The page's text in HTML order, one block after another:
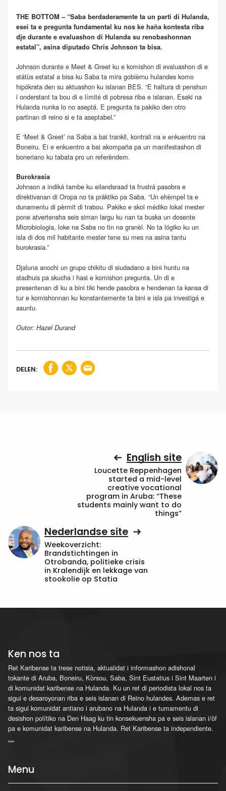
THE BOTTOM – “Saba berdaderamente ta un parti di Hulanda,
esei ta e pregunta fundamental ku nos ke haña kontesta riba
dje durante e evaluashon di Hulanda su renobashonnan
estatal”, asina diputado Chris Johnson ta bisa.
Johnson durante e Meet & Greet ku e komishon di evaluashon di e
státùs estatal a bisa ku Saba ta mira gobièrnu hulandes komo
hipókrata den su aktuashon ku islanan BES. “E haltura di penshun
i onderstant ta bou di e límité di pobresa riba e islanan. Esaki na
Hulanda nunka lo no aseptá. E pregunta ta pakiko den otro
partinan di reino si e ta aseptabel.”
E ‘Meet & Greet’ na Saba a bai trankil, kontrali na e enkuentro na
Boneiru. Ei e enkuentro a bai akompaña pa un manifestashon di
boneriano ku tabata pro un referèndem.
Burokrasia
Johnson a indiká tambe ku eilandsraad ta frustrá pasobra e
direktivanan di Oropa no ta práktiko pa Saba. “Un ehèmpel ta e
dunamentu di pèrmit di trabou. Pakiko e skol médiko lokal mester
pone atvertensha seis siman largu ku nan ta buska un dosente
Microbiologia, loke na Saba no tin na granèl. No ta lógiko ku un
isla di dos mil habitante mester tene su mes na asina tantu
burokrasia.”
Djaluna anochi un grupo chikitu di siudadano a bini huntu na
stadhuis pa skucha i hasi e komishon pregunta. Un di e
presentenan di ku a bini tiki hende pasobra e hendenan ta kansa di
tur e komishonnan ku konstantemente ta bini e isla pa investigá e
asuntu.
Outor: Hazel Durand
DELEN:
English site
Loucette Reppenhagen
started a mid-level
creative vocational
program in Aruba: “These
students mainly want to do
things”
Nederlandse site
Weekoverzicht:
Brandstichtingen in
Otrobanda, politieke crisis
in Kralendijk en lekkage van
stookolie op Statia
Ken nos ta
Ret Karibense ta trese notisia, aktualidat i informashon adishonal
tokante di Aruba, Boneiru, Kòrsou, Saba, Sint Eustatius i Sint Maarten i
di komunidat karibense na Hulanda. Ku un ret di periodista lokal nos ta
sigui e desaroyonan riba e seis islanan di Reino hulandes. Ademas e ret
ta sigui komunidat antiano i arubano na Hulanda i e tumamentu di
desishon polítiko na Den Haag ku tin konsekuensha pa e seis islanan i/òf
pa e komunidat karibense na Hulanda. Ret Karibense ta independiente.
...
Menu